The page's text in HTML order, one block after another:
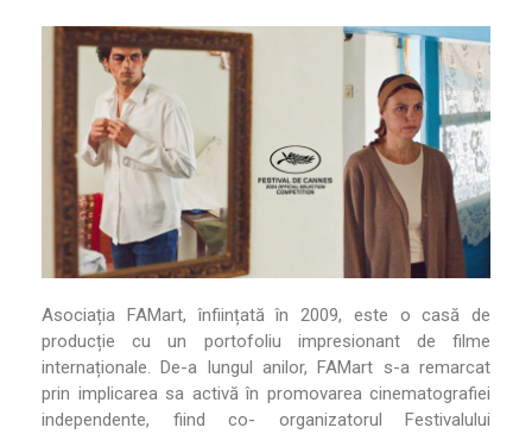
Asociația FAMart, înființată în 2009, este o casă de
producție cu un portofoliu impresionant de filme
internaționale. De-a lungul anilor, FAMart s-a remarcat
prin implicarea sa activă în promovarea cinematografiei
independente, fiind co- organizatorul Festivalului